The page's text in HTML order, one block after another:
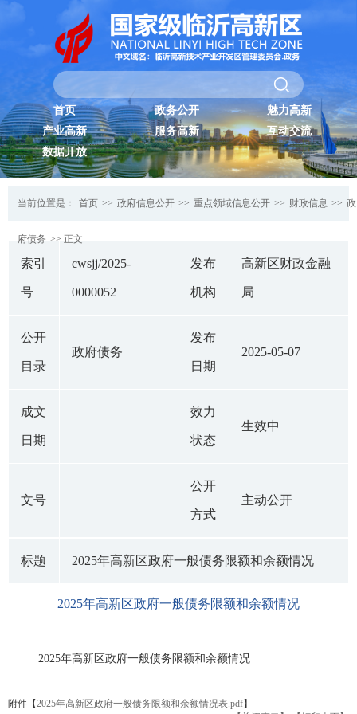
首页 政务公开
魅力高新
产业高新
服务高新
互动交流
数据开放
当前位置是： 首页 >> 政府信息公开 >> 重点领域信息公开 >> 财政信息 >> 政
府债务 >> 正文
索引
号
cwsjj/2025-
0000052
发布
机构
高新区财政金融
局
公开
目录
政府债务
发布
日期
2025-05-07
成文
日期
效力
状态
生效中
文号
公开
方式
主动公开
标题 2025年高新区政府一般债务限额和余额情况
2025年高新区政府一般债务限额和余额情况
2025年高新区政府一般债务限额和余额情况
附件【2025年高新区政府一般债务限额和余额情况表.pdf】